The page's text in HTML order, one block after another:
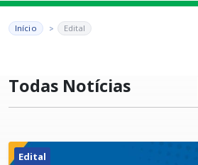
Início Edital
Todas Notícias
Edital